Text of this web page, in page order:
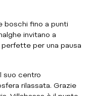
boschi fino a punti
invitano a
per una pausa
suo centro
rilassata. Grazie